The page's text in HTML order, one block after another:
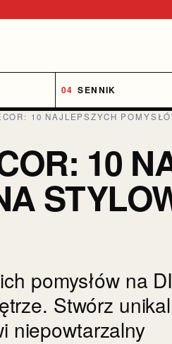
SENNIK
10 NAJLEPSZYCH
10
pomysłów na
Stwórz
niepowtarzalny